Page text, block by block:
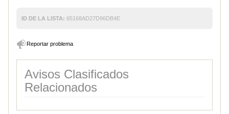
ID DE LA LISTA: 65168AD27D96DB4E
Reportar problema
Avisos Clasificados
Relacionados